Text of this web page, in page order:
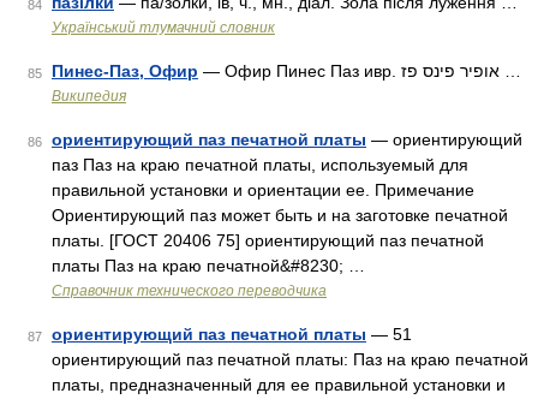
84
Український тлумачний словник
85 Пинес-Паз, Офир
Википедия
86 ориентирующий паз печатной платы — ориентирующий
паз Паз на краю печатной платы, используемый для
правильной установки и ориентации ее. Примечание
Ориентирующий паз может быть и на заготовке печатной
платы. [ГОСТ 20406 75] ориентирующий паз печатной
платы Паз на краю печатной&#8230; …
Справочник технического переводчика
87 ориентирующий паз печатной платы — 51
ориентирующий паз печатной платы: Паз на краю печатной
платы, предназначенный для ее правильной установки и